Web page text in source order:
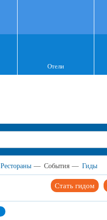
Отели
Рестораны — События — Гиды
Стать гидом